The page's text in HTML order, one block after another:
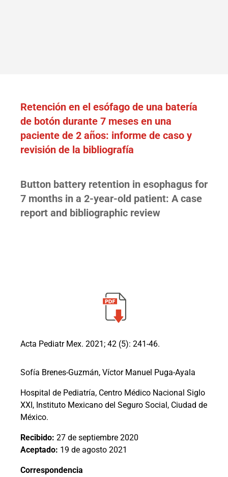
Retención en el esófago de una batería
de botón durante 7 meses en una
paciente de 2 años: informe de caso y
revisión de la bibliografía
Button battery retention in esophagus for
7 months in a 2-year-old patient: A case
report and bibliographic review
Acta Pediatr Mex. 2021; 42 (5): 241-46.
Sofía Brenes-Guzmán, Víctor Manuel Puga-Ayala
Hospital de Pediatría, Centro Médico Nacional Siglo
XXI, Instituto Mexicano del Seguro Social, Ciudad de
México.
Recibido: 27 de septiembre 2020
Aceptado: 19 de agosto 2021
Correspondencia